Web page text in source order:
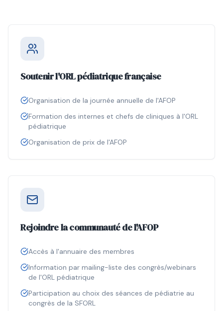
Soutenir l'ORL pédiatrique française
Organisation de la journée annuelle de l'AFOP
Formation des internes et chefs de cliniques à l'ORL
pédiatrique
Organisation de prix de l'AFOP
Rejoindre la communauté de l'AFOP
Accès à l'annuaire des membres
Information par mailing-liste des congrès/webinars
de l'ORL pédiatrique
Participation au choix des séances de pédiatrie au
congrès de la SFORL